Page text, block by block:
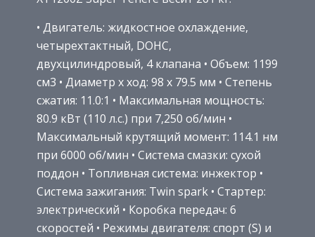
• Двигатель: жидкостное охлаждение,
четырехтактный, DOHC,
двухцилиндровый, 4 клапана • Объем: 1199
см3 • Диаметр x ход: 98 x 79.5 мм • Степень
сжатия: 11.0:1 • Максимальная мощность:
80.9 кВт (110 л.с.) при 7,250 об/мин •
Максимальный крутящий момент: 114.1 нм
при 6000 об/мин • Система смазки: сухой
поддон • Топливная система: инжектор •
Система зажигания: Twin spark • Стартер:
электрический • Коробка передач: 6
скоростей • Режимы двигателя: спорт (S) и